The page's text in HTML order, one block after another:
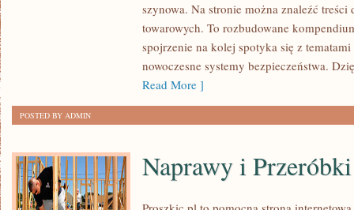
WYDARZENIA
szynowa. Na stronie można znaleźć treści
towarowych. To rozbudowane
spojrzenie na kolej spotyka się z
nowoczesne systemy bezpieczeństwa.
Read More ]
POSTED BY ADMIN
Naprawy i Przeróbki